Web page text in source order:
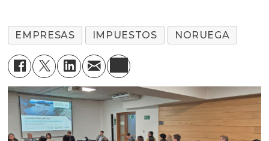
EMPRESAS IMPUESTOS NORUEGA